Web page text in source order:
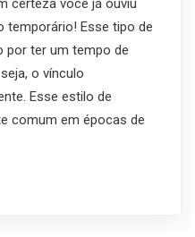
certeza você já ouviu
temporário! Esse tipo de
por ter um tempo de
o vínculo
Esse estilo de
comum em épocas de